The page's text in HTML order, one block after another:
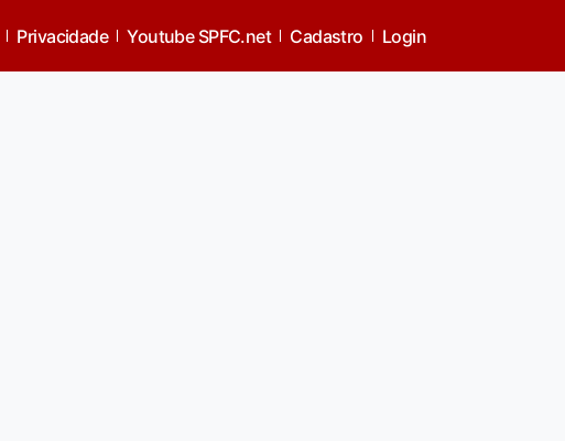
Privacidade Youtube SPFC.net Cadastro Login